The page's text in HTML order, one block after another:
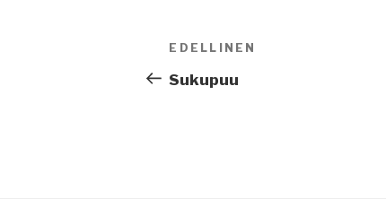
Artikkelien
selaus
Edellinen
artikkeli
EDELLINEN
Sukupuu